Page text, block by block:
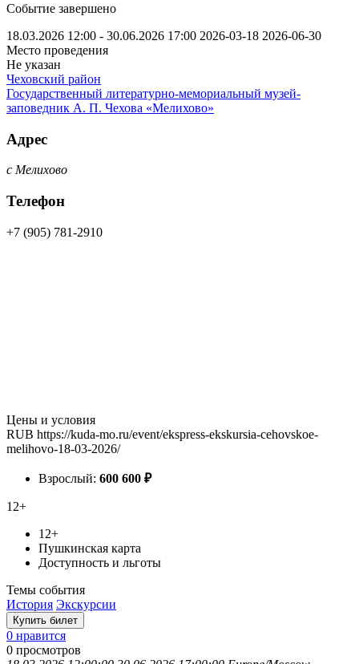
Событие завершено
18.03.2026 12:00 - 30.06.2026 17:00 2026-03-18 2026-06-30
Место проведения
Не указан
Чеховский район
Государственный литературно-мемориальный музей-
заповедник А. П. Чехова «Мелихово»
Адрес
с Мелихово
Телефон
+7 (905) 781-2910
Цены и условия
RUB https://kuda-mo.ru/event/ekspress-ekskursia-cehovskoe-
melihovo-18-03-2026/
Взрослый: 600 600 ₽
12+
12+
Пушкинская карта
Доступность и льготы
Темы события
История Экскурсии
Купить билет
0 нравится
0 просмотров